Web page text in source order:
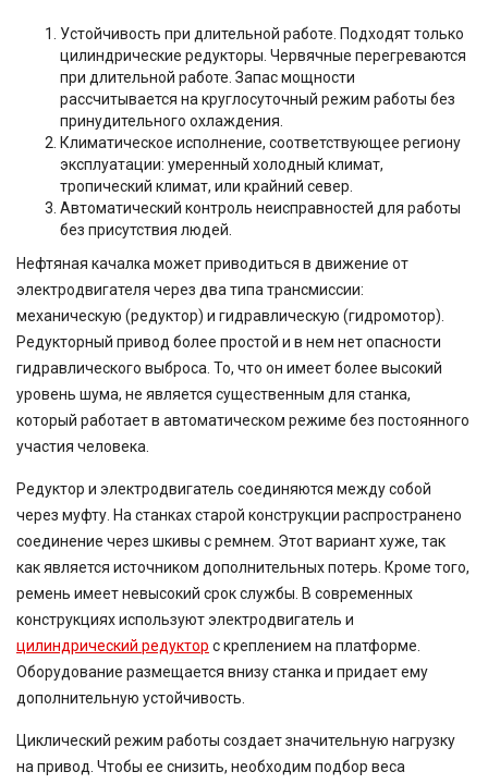
Устойчивость при длительной работе. Подходят только
цилиндрические редукторы. Червячные перегреваются
при длительной работе. Запас мощности
рассчитывается на круглосуточный режим работы без
принудительного охлаждения.
Климатическое исполнение, соответствующее региону
эксплуатации: умеренный холодный климат,
тропический климат, или крайний север.
Автоматический контроль неисправностей для работы
без присутствия людей.
Нефтяная качалка может приводиться в движение от
электродвигателя через два типа трансмиссии:
механическую (редуктор) и гидравлическую (гидромотор).
Редукторный привод более простой и в нем нет опасности
гидравлического выброса. То, что он имеет более высокий
уровень шума, не является существенным для станка,
который работает в автоматическом режиме без постоянного
участия человека.
Редуктор и электродвигатель соединяются между собой
через муфту. На станках старой конструкции распространено
соединение через шкивы с ремнем. Этот вариант хуже, так
как является источником дополнительных потерь. Кроме того,
ремень имеет невысокий срок службы. В современных
конструкциях используют электродвигатель и
цилиндрический редуктор с креплением на платформе.
Оборудование размещается внизу станка и придает ему
дополнительную устойчивость.
Циклический режим работы создает значительную нагрузку
на привод. Чтобы ее снизить, необходим подбор веса